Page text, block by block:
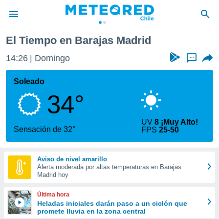
de
por
que se
calidad.
a este
las
y
forma
digital
basada
El Tiempo en Barajas Madrid
14:26 Domingo ...
Soleado
34°
Sensación de 32°
UV8 ¡Muy Alto!
FPS25-50
Aviso de nivel amarillo
Alerta moderada por altas temperaturas en Barajas
Madrid hoy
Última hora
Heladas iniciales darán paso a un ciclón que
promete lluvia en la zona central